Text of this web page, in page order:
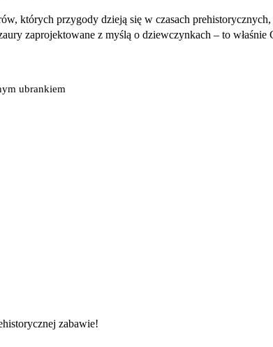
których przygody dzieją się w czasach
zaprojektowane z myślą o dziewczynkach – to właśnie
ubrankiem
zabawie!